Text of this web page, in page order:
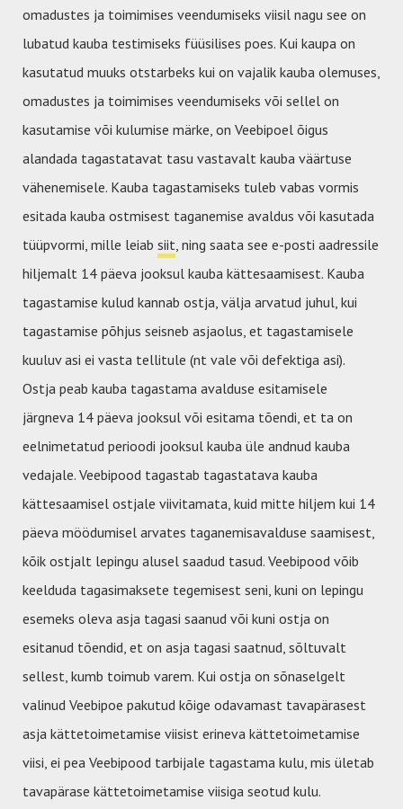
omadustes ja toimimises veendumiseks viisil nagu see on
lubatud kauba testimiseks füüsilises poes. Kui kaupa on
kasutatud muuks otstarbeks kui on vajalik kauba olemuses,
omadustes ja toimimises veendumiseks või sellel on
kasutamise või kulumise märke, on Veebipoel õigus
alandada tagastatavat tasu vastavalt kauba väärtuse
vähenemisele. Kauba tagastamiseks tuleb vabas vormis
esitada kauba ostmisest taganemise avaldus või kasutada
tüüpvormi, mille leiab siit, ning saata see e-posti aadressile
hiljemalt 14 päeva jooksul kauba kättesaamisest. Kauba
tagastamise kulud kannab ostja, välja arvatud juhul, kui
tagastamise põhjus seisneb asjaolus, et tagastamisele
kuuluv asi ei vasta tellitule (nt vale või defektiga asi).
Ostja peab kauba tagastama avalduse esitamisele
järgneva 14 päeva jooksul või esitama tõendi, et ta on
eelnimetatud perioodi jooksul kauba üle andnud kauba
vedajale. Veebipood tagastab tagastatava kauba
kättesaamisel ostjale viivitamata, kuid mitte hiljem kui 14
päeva möödumisel arvates taganemisavalduse saamisest,
kõik ostjalt lepingu alusel saadud tasud. Veebipood võib
keelduda tagasimaksete tegemisest seni, kuni on lepingu
esemeks oleva asja tagasi saanud või kuni ostja on
esitanud tõendid, et on asja tagasi saatnud, sõltuvalt
sellest, kumb toimub varem. Kui ostja on sõnaselgelt
valinud Veebipoe pakutud kõige odavamast tavapärasest
asja kättetoimetamise viisist erineva kättetoimetamise
viisi, ei pea Veebipood tarbijale tagastama kulu, mis ületab
tavapärase kättetoimetamise viisiga seotud kulu.